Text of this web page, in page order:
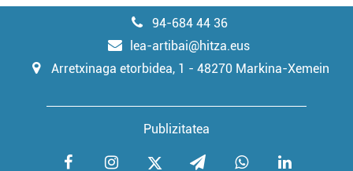
94-684 44 36
lea-artibai@hitza.eus
Arretxinaga etorbidea, 1 - 48270 Markina-Xemein
Publizitatea